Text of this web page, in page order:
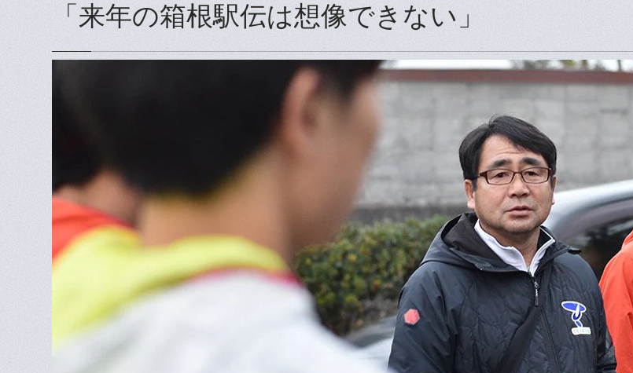
「来年の箱根駅伝は想像できない」